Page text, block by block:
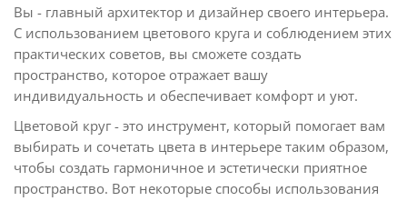
Вы - главный архитектор и дизайнер своего интерьера.
С использованием цветового круга и соблюдением этих
практических советов, вы сможете создать
пространство, которое отражает вашу
индивидуальность и обеспечивает комфорт и уют.
Цветовой круг - это инструмент, который помогает вам
выбирать и сочетать цвета в интерьере таким образом,
чтобы создать гармоничное и эстетически приятное
пространство. Вот некоторые способы использования